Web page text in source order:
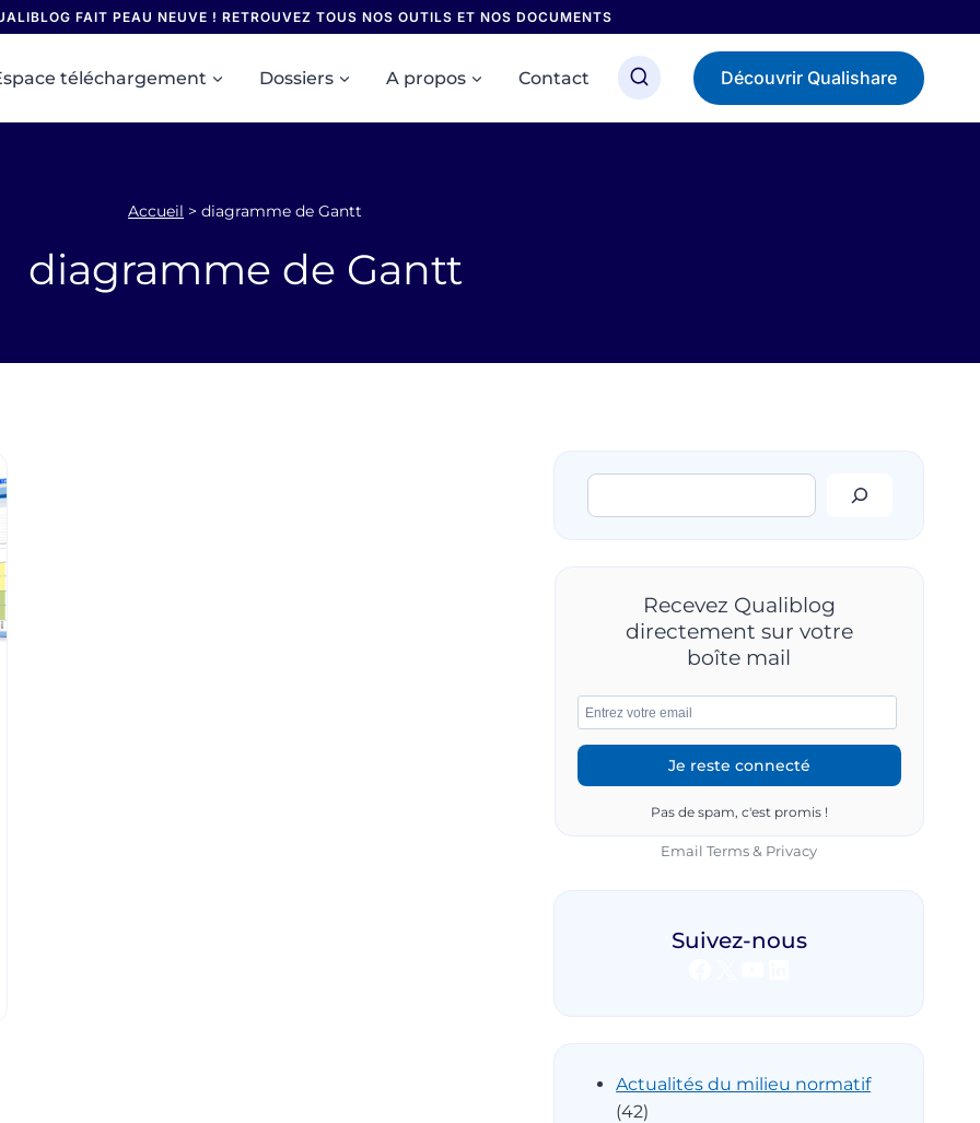
FAIT PEAU NEUVE ! RETROUVEZ TOUS NOS OUTILS ET NOS DOCUMENTS
téléchargement Dossiers A propos Contact Découvrir Qualishare
Accueil > diagramme de Gantt
diagramme de Gantt
Rechercher
Recevez Qualiblog
directement sur votre
boîte mail
Pas de spam, c'est promis !
EmailTerms & Privacy
Suivez-nous
Actualités du milieu normatif
(42)